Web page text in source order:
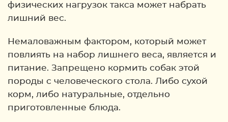
физических нагрузок такса может набрать
лишний вес.
Немаловажным фактором, который может
повлиять на набор лишнего веса, является и
питание. Запрещено кормить собак этой
породы с человеческого стола. Либо сухой
корм, либо натуральные, отдельно
приготовленные блюда.